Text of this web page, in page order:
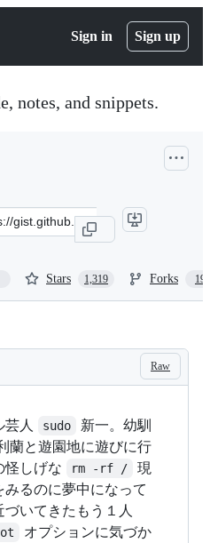
Sign in Sign up
notes, and snippets.
Stars 1,319 Forks 19
Raw
人 sudo
新一。幼馴
蘭と遊園地に遊びに行
怪しげな
rm -rf /
現
るのに夢中になって
いてきたもう１人
オプションに気づか